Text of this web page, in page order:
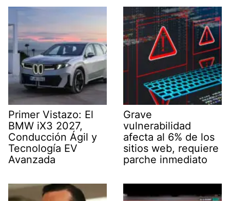
Primer Vistazo: El
BMW iX3 2027,
Conducción Ágil y
Tecnología EV
Avanzada
Grave
vulnerabilidad
afecta al 6% de los
sitios web, requiere
parche inmediato